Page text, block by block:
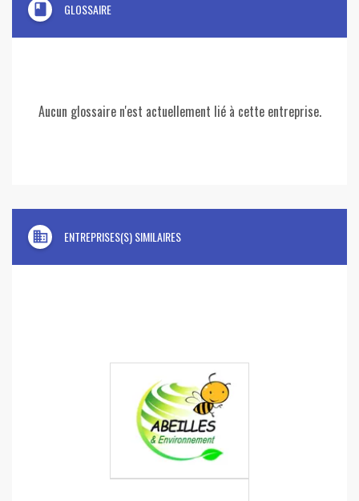
book GLOSSAIRE
Aucun glossaire n'est actuellement lié à cette entreprise.
domain ENTREPRISES(S) SIMILAIRES